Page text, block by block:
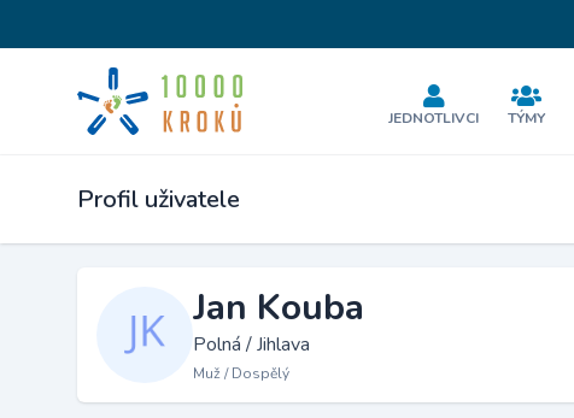
JEDNOTLIVCI TÝMY
Profil uživatele
Jan Kouba
Polná / Jihlava
Muž / Dospělý